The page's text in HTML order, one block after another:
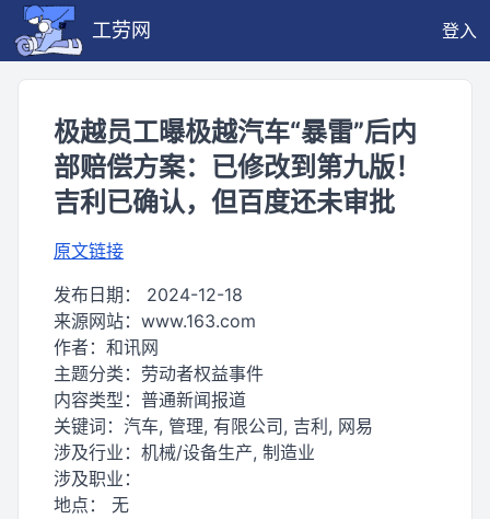
工劳网 登入
极越员工曝极越汽车“暴雷”后内
部赔偿方案：已修改到第九版！
吉利已确认，但百度还未审批
原文链接
发布日期： 2024-12-18
来源网站： www.163.com
作者： 和讯网
主题分类： 劳动者权益事件
内容类型： 普通新闻报道
关键词： 汽车, 管理, 有限公司, 吉利, 网易
涉及行业： 机械/设备生产, 制造业
涉及职业：
地点： 无